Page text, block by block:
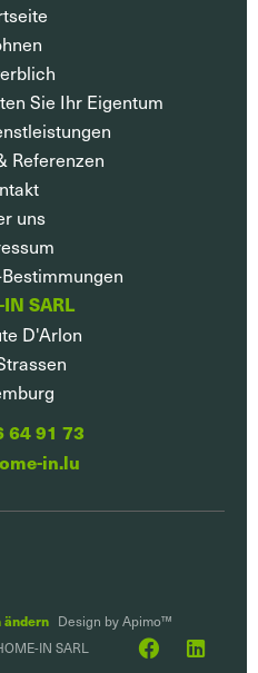
Sie Ihr Eigentum
Referenzen
uns
SARL
D'Arlon
64 91 73
in.lu
ändern Design byApimo™
IN SARL